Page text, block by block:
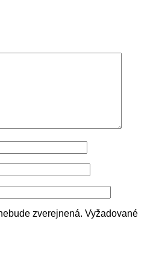
zverejnená. Vyžadované